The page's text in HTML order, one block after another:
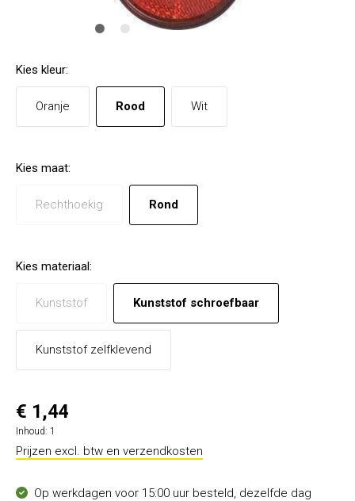
Kies kleur:
Oranje Rood Wit
Kies maat:
Rechthoekig Rond
Kies materiaal:
Kunststof Kunststof schroefbaar
Kunststof zelfklevend
€ 1,44
Inhoud: 1
Prijzen excl. btw en verzendkosten
Op werkdagen voor 15:00 uur besteld, dezelfde dag